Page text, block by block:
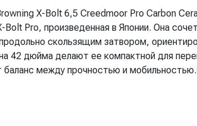
X-Bolt 6,5 Creedmoor Pro Carbon
Pro, произведенная в Японии. Она
скользящим затвором,
42 дюйма делают ее компактной для
баланс между прочностью и мобильностью.